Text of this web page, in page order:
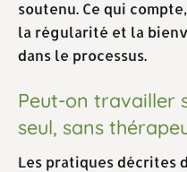
soutenu. Ce qui
la régularité et la
dans le processus.
Peut-on travailler
seul, sans
Les pratiques décrites